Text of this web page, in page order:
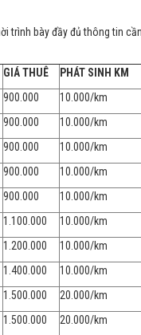
trình bày đầy đủ thông tin
GIÁ THUÊ PHÁT SINH KM
900.000 10.000/km
900.000 10.000/km
900.000 10.000/km
900.000 10.000/km
900.000 10.000/km
1.100.000 10.000/km
1.200.000 10.000/km
1.400.000 10.000/km
1.500.000 20.000/km
1.500.000 20.000/km